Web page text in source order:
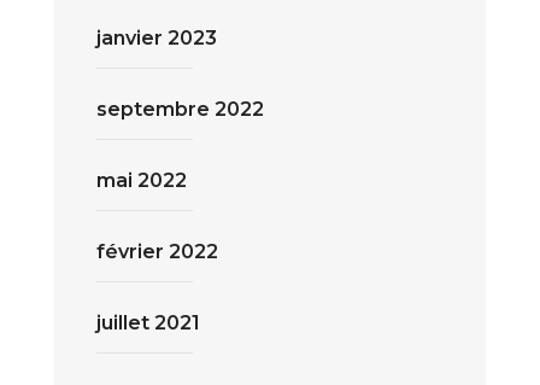
janvier 2023
septembre 2022
mai 2022
février 2022
juillet 2021